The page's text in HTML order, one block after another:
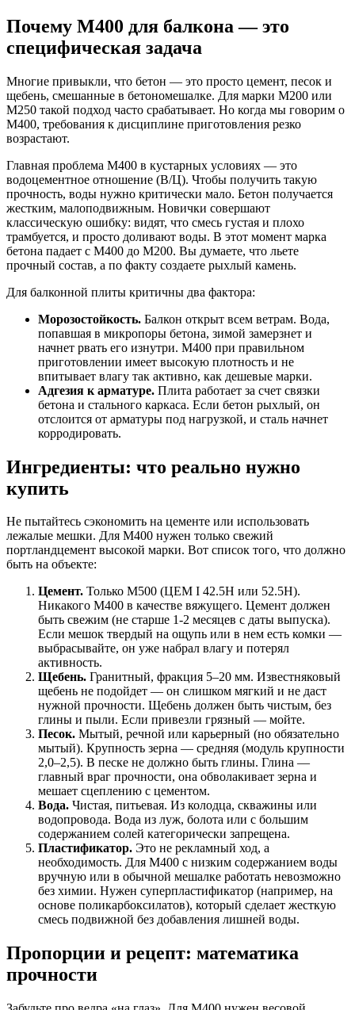
Почему М400 для балкона — это
специфическая задача
Многие привыкли, что бетон — это просто цемент, песок и
щебень, смешанные в бетономешалке. Для марки М200 или
М250 такой подход часто срабатывает. Но когда мы говорим о
М400, требования к дисциплине приготовления резко
возрастают.
Главная проблема М400 в кустарных условиях — это
водоцементное отношение (В/Ц). Чтобы получить такую
прочность, воды нужно критически мало. Бетон получается
жестким, малоподвижным. Новички совершают
классическую ошибку: видят, что смесь густая и плохо
трамбуется, и просто доливают воды. В этот момент марка
бетона падает с М400 до М200. Вы думаете, что льете
прочный состав, а по факту создаете рыхлый камень.
Для балконной плиты критичны два фактора:
Морозостойкость. Балкон открыт всем ветрам. Вода,
попавшая в микропоры бетона, зимой замерзнет и
начнет рвать его изнутри. М400 при правильном
приготовлении имеет высокую плотность и не
впитывает влагу так активно, как дешевые марки.
Адгезия к арматуре. Плита работает за счет связки
бетона и стального каркаса. Если бетон рыхлый, он
отслоится от арматуры под нагрузкой, и сталь начнет
корродировать.
Ингредиенты: что реально нужно
купить
Не пытайтесь сэкономить на цементе или использовать
лежалые мешки. Для М400 нужен только свежий
портландцемент высокой марки. Вот список того, что должно
быть на объекте:
Цемент. Только М500 (ЦЕМ I 42.5Н или 52.5Н).
Никакого М400 в качестве вяжущего. Цемент должен
быть свежим (не старше 1-2 месяцев с даты выпуска).
Если мешок твердый на ощупь или в нем есть комки —
выбрасывайте, он уже набрал влагу и потерял
активность.
Щебень. Гранитный, фракция 5–20 мм. Известняковый
щебень не подойдет — он слишком мягкий и не даст
нужной прочности. Щебень должен быть чистым, без
глины и пыли. Если привезли грязный — мойте.
Песок. Мытый, речной или карьерный (но обязательно
мытый). Крупность зерна — средняя (модуль крупности
2,0–2,5). В песке не должно быть глины. Глина —
главный враг прочности, она обволакивает зерна и
мешает сцеплению с цементом.
Вода. Чистая, питьевая. Из колодца, скважины или
водопровода. Вода из луж, болота или с большим
содержанием солей категорически запрещена.
Пластификатор. Это не рекламный ход, а
необходимость. Для М400 с низким содержанием воды
вручную или в обычной мешалке работать невозможно
без химии. Нужен суперпластификатор (например, на
основе поликарбоксилатов), который сделает жесткую
смесь подвижной без добавления лишней воды.
Пропорции и рецепт: математика
прочности